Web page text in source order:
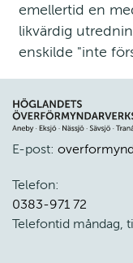
emellertid en
likvärdig
enskilde "inte
E-post:
Telefon:
0383-971 72
Telefontid måndag,